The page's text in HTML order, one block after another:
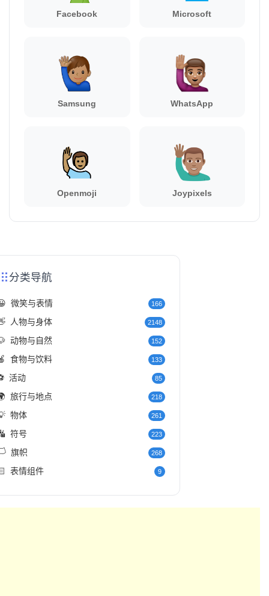
Facebook Microsoft
Samsung WhatsApp
Openmoji Joypixels
分类导航
微笑与表情 166
人物与身体 2148
动物与自然 152
食物与饮料 133
活动 85
旅行与地点 218
物体 261
符号 223
旗帜 268
表情组件 9